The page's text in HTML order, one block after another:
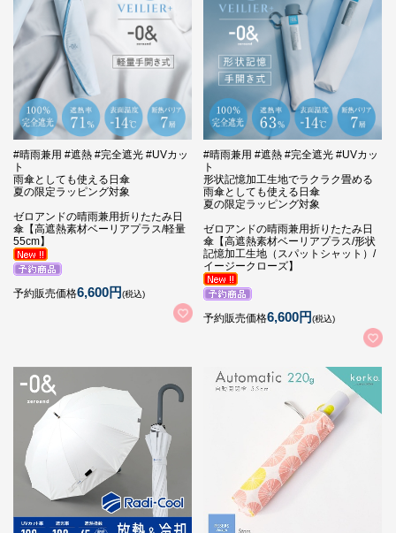
#晴雨兼用 #遮熱 #完全遮光 #UVカッ
ト
雨傘としても使える日傘
夏の限定ラッピング対象
ゼロアンドの晴雨兼用折りたたみ日
傘【高遮熱素材ベーリアプラス/軽量
55cm】
予約販売価格6,600円(税込)
#晴雨兼用 #遮熱 #完全遮光 #UVカッ
ト
形状記憶加工生地でラクラク畳める
雨傘としても使える日傘
夏の限定ラッピング対象
ゼロアンドの晴雨兼用折りたたみ日
傘【高遮熱素材ベーリアプラス/形状
記憶加工生地（スパットシャット）/
イージークローズ】
予約販売価格6,600円(税込)